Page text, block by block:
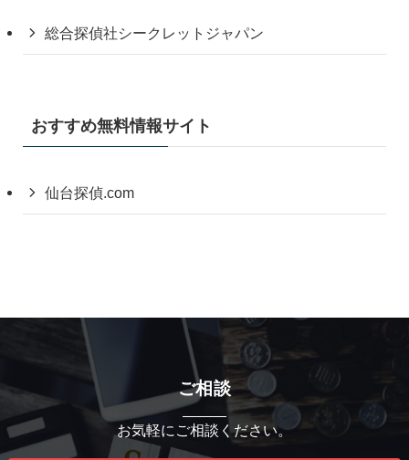
総合探偵社シークレットジャパン
おすすめ無料情報サイト
仙台探偵.com
ご相談
お気軽にご相談ください。